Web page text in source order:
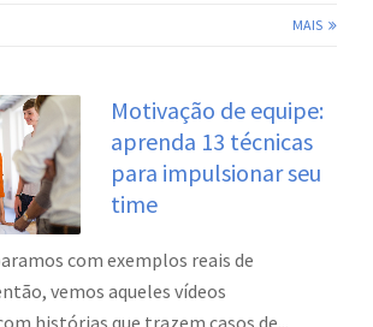
MAIS
Motivação de equipe:
aprenda 13 técnicas
para impulsionar seu
time
com exemplos reais de
vemos aqueles vídeos
histórias que trazem casos de...